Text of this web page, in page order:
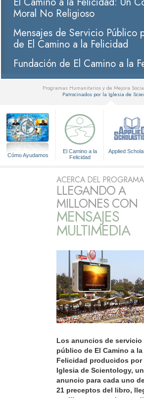
Moral No Religioso
Mensajes de Servicio Público
de El Camino a la Felicidad
Fundación de El Camino a la
Programas Humanitarios y de Mejora
Patrocinados por la Iglesia de
Cómo Ayudamos
El Camino a la
Felicidad
Applied
ACERCA DEL PROGRAMA
LLEGANDO A
MILLONES CON
MENSAJES
MULTIMEDIA
Los anuncios de servicio
público de El Camino a la
Felicidad producidos por
Iglesia de Scientology, un
anuncio para cada uno
21 preceptos del libro,